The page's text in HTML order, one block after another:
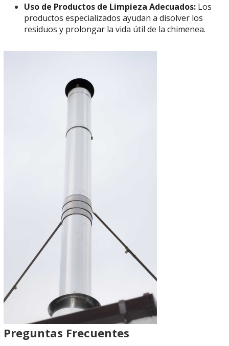
Uso de Productos de Limpieza Adecuados: Los
productos especializados ayudan a disolver los
residuos y prolongar la vida útil de la chimenea.
Preguntas Frecuentes